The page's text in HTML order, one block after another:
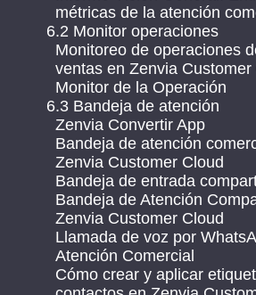
métricas de la atención
6.2 Monitor operaciones
Monitoreo de operaciones
ventas en Zenvia Customer
Monitor de la Operación
6.3 Bandeja de atención
Zenvia Convertir App
Bandeja de atención
Zenvia Customer Cloud
Bandeja de entrada
Bandeja de Atención
Zenvia Customer Cloud
Llamada de voz por
Atención Comercial
Cómo crear y aplicar